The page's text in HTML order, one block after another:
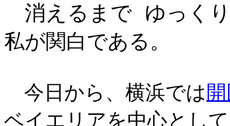
消えるまで ゆっく
私が関白である。
今日から、横浜では
ベイエリアを中心とし